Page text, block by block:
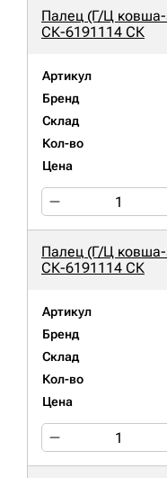
Палец (Г/Ц
СК-6191114 СК
Артикул
Бренд
Склад
Кол-во
Цена
Палец (Г/Ц
СК-6191114 СК
Артикул
Бренд
Склад
Кол-во
Цена